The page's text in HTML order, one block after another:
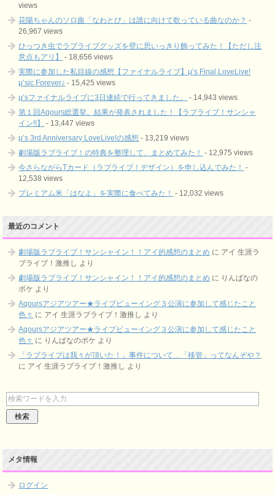
views
花陽ちゃんのソロ曲「なわとび」は誰に向けて歌っている曲なのか？ -
26,967 views
ひっつき虫でラブライブグッズを壁に思いっきり飾ってみた！【ただし注
意点もアリ】
- 18,656 views
実際に参加した私目線の感想【ファイナルライブ】μ’s Final LoveLive!
μ’sic Forever♪ - 15,425 views
μ’sファイナルライブに3日連続で行ってきました。
- 14,943 views
第１回Aqours総選挙。結果が発表されました！【ラブライブ！サンシャ
イン!!】
- 13,447 views
μ’s 3rd Anniversary LoveLive!の感想 - 13,219 views
劇場版ラブライブ！の特典を整理して、まとめてみた！ - 12,975 views
今さらながらTカード（ラブライブ！デザイン）を申し込んでみた！ -
12,538 views
プレミアム米「はなよ」を実際に食べてみた！ - 12,032 views
最近のコメント
劇場版ラブライブ！サンシャイン！！アイ的感想のまとめ に アイ 生涯ラ
ブライブ！激推し より
劇場版ラブライブ！サンシャイン！！アイ的感想のまとめ に りんぱなの
ポケ より
Aqoursアジアツアー★ライブビューイング３公演に参加して感じたこと
色々 に アイ 生涯ラブライブ！激推し より
Aqoursアジアツアー★ライブビューイング３公演に参加して感じたこと
色々 に りんぱなのポケ より
「ラブライブは我々が頂いた！」事件について…「移管」ってなんぞや？
に アイ 生涯ラブライブ！激推し より
メタ情報
ログイン